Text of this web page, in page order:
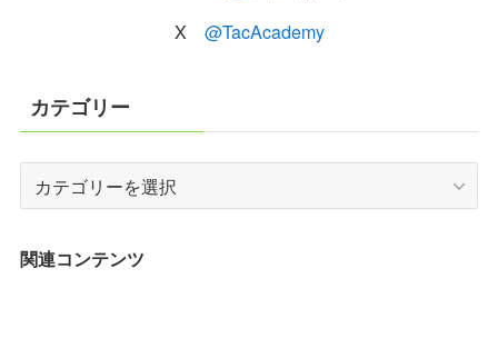
X @TacAcademy
カテゴリー
テ
リ
関連コンテンツ